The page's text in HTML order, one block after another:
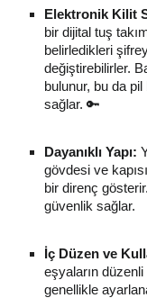
Elektronik Kilit
bir dijital tuş
belirledikleri
değiştirebilirler.
bulunur, bu da
sağlar. 🔑
Dayanıklı Yapı:
gövdesi ve
bir direnç
güvenlik sağlar.
İç Düzen ve
eşyaların
genellikle